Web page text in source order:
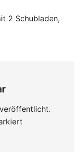
2 Schubladen,